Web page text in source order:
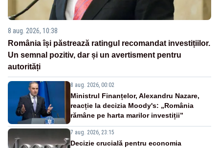
8 aug. 2026, 10:38
România își păstrează ratingul recomandat investițiilor.
Un semnal pozitiv, dar și un avertisment pentru
autorități
8 aug. 2026, 00:02
Ministrul Finanțelor, Alexandru Nazare,
reacție la decizia Moody's: „România
rămâne pe harta marilor investiții”
7 aug. 2026, 23:15
Decizie crucială pentru economia